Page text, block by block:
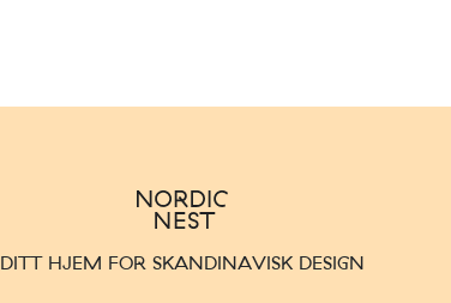
DITT HJEM FOR SKANDINAVISK DESIGN